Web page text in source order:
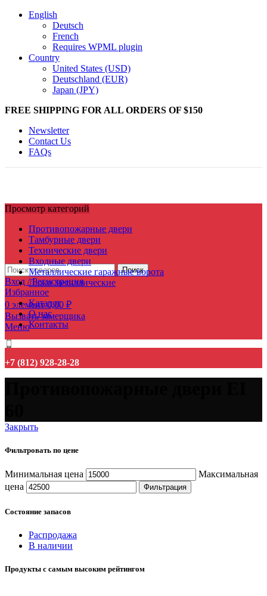
English
Deutsch
French
Requires WPML plugin
Country
United States (USD)
Deutschland (EUR)
Japan (JPY)
FREE SHIPPING FOR ALL ORDERS OF $150
Newsletter
Contact Us
FAQs
Поиск
Вход / Регистрация
Избранное
0 элемент 0,00 ₽
Вызвать замерщика
Меню
Просмотр категорий
Противопожарные двери
Тамбурные двери
Технические двери
Входные двери
Металлические гаражные ворота
Люки металлические
Каталог
О нас
Контакты
+7 (812) 928-28-28
Закрыть
Фильтровать по цене
Минимальная цена
Максимальная
цена
Фильтрация
Состояние запасов
Распродажа
В наличии
Продукты с самым высоким рейтингом